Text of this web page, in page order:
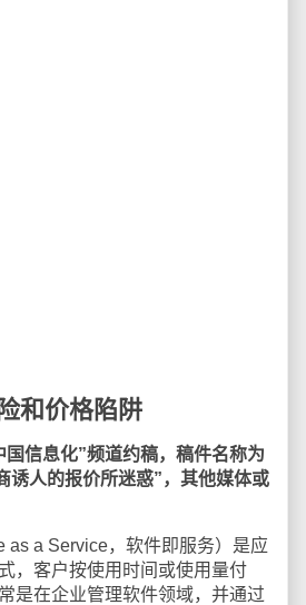
和价格陷阱
国信息化”频道约稿，稿件名称为
诱人的报价所迷惑”，其他媒体或
as a Service，软件即服务）是应
，客户按使用时间或使用量付
是在企业管理软件领域，并通过